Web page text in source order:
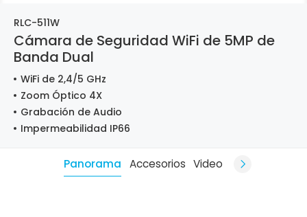
RLC-511W
Cámara de Seguridad WiFi de 5MP de
Banda Dual
WiFi de 2,4/5 GHz
Zoom Óptico 4X
Grabación de Audio
Impermeabilidad IP66
Panorama Accesorios Video